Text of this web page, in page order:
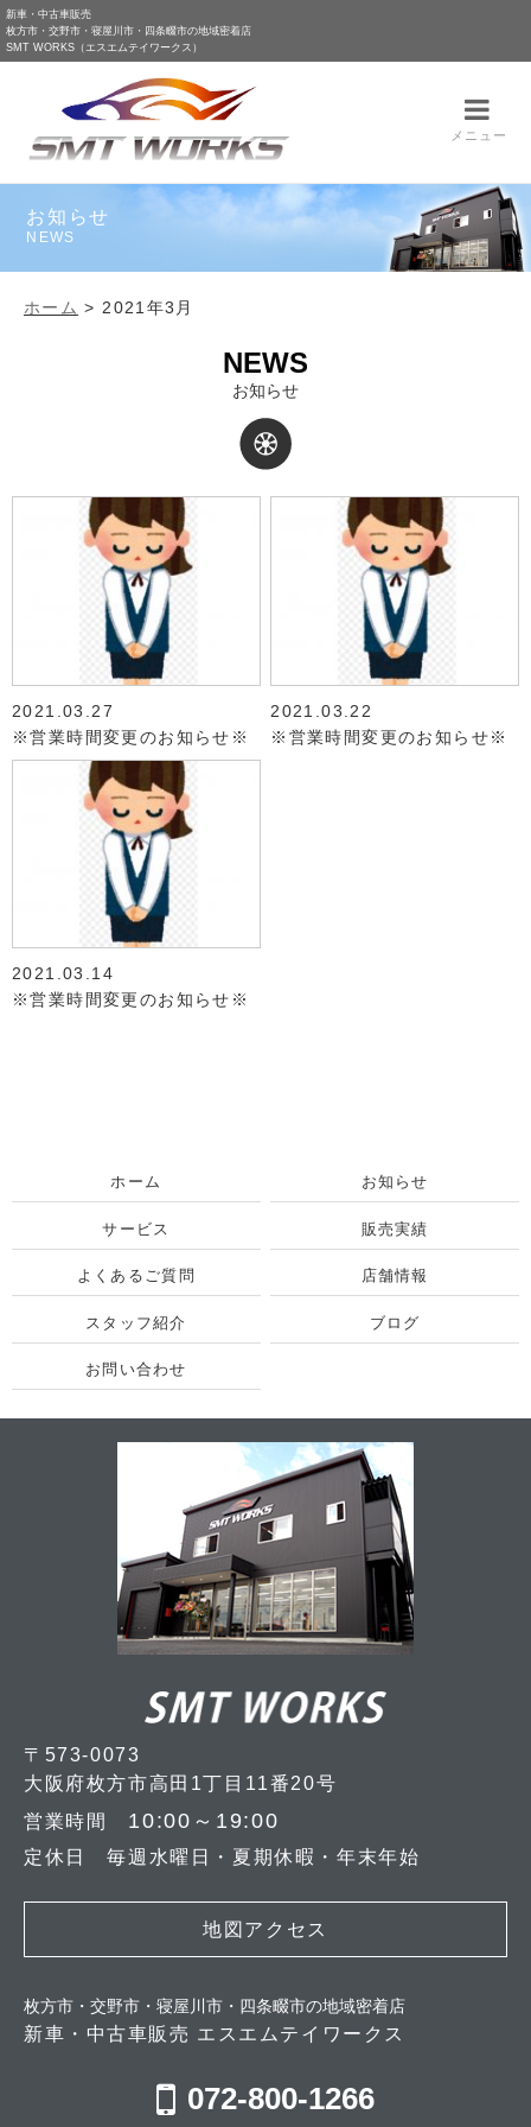
新車・中古車販売
枚方市・交野市・寝屋川市・四条畷市の地域密着店
SMT WORKS（エスエムテイワークス）
メニュー
お知らせ
NEWS
ホーム >2021年3月
NEWS
お知らせ
2021.03.27
※営業時間変更のお知らせ※
2021.03.22
※営業時間変更のお知らせ※
2021.03.14
※営業時間変更のお知らせ※
ホーム お知らせ
サービス 販売実績
よくあるご質問 店舗情報
スタッフ紹介 ブログ
お問い合わせ
〒573-0073
大阪府枚方市高田1丁目11番20号
営業時間 10:00～19:00
定休日 毎週水曜日・夏期休暇・年末年始
地図アクセス
枚方市・交野市・寝屋川市・四条畷市の地域密着店
新車・中古車販売 エスエムテイワークス
072-800-1266